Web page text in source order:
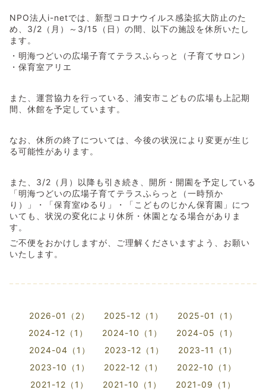
NPO法人i-netでは、新型コロナウイルス感染拡大防止のた
め、3/2（月）～3/15（日）の間、以下の施設を休所いたし
ます。
・明海つどいの広場子育てテラスふらっと（子育てサロン）
・保育室アリエ
また、運営協力を行っている、浦安市こどもの広場も上記期
間、休館を予定しています。
なお、休所の終了については、今後の状況により変更が生じ
る可能性があります。
また、3/2（月）以降も引き続き、開所・開園を予定している
「明海つどいの広場子育てテラスふらっと（一時預か
り）」・「保育室ゆるり」・「こどものじかん保育園」につ
いても、状況の変化により休所・休園となる場合がありま
す。
ご不便をおかけしますが、ご理解くださいますよう、お願い
いたします。
2026-01（2） 2025-12（1）
2025-01（1）
2024-12（1）
2024-10（1）
2024-05（1）
2024-04（1）
2023-12（1）
2023-11（1）
2023-10（1）
2022-12（1）
2022-10（1）
2021-12（1）
2021-10（1）
2021-09（1）